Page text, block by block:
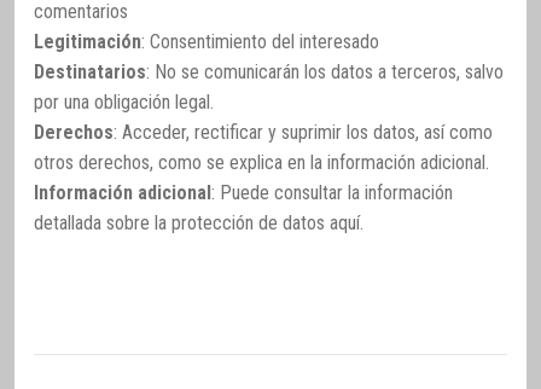
comentarios
Legitimación: Consentimiento del interesado
Destinatarios: No se comunicarán los datos a terceros, salvo
por una obligación legal.
Derechos: Acceder, rectificar y suprimir los datos, así como
otros derechos, como se explica en la información adicional.
Información adicional: Puede consultar la información
detallada sobre la protección de datos aquí.